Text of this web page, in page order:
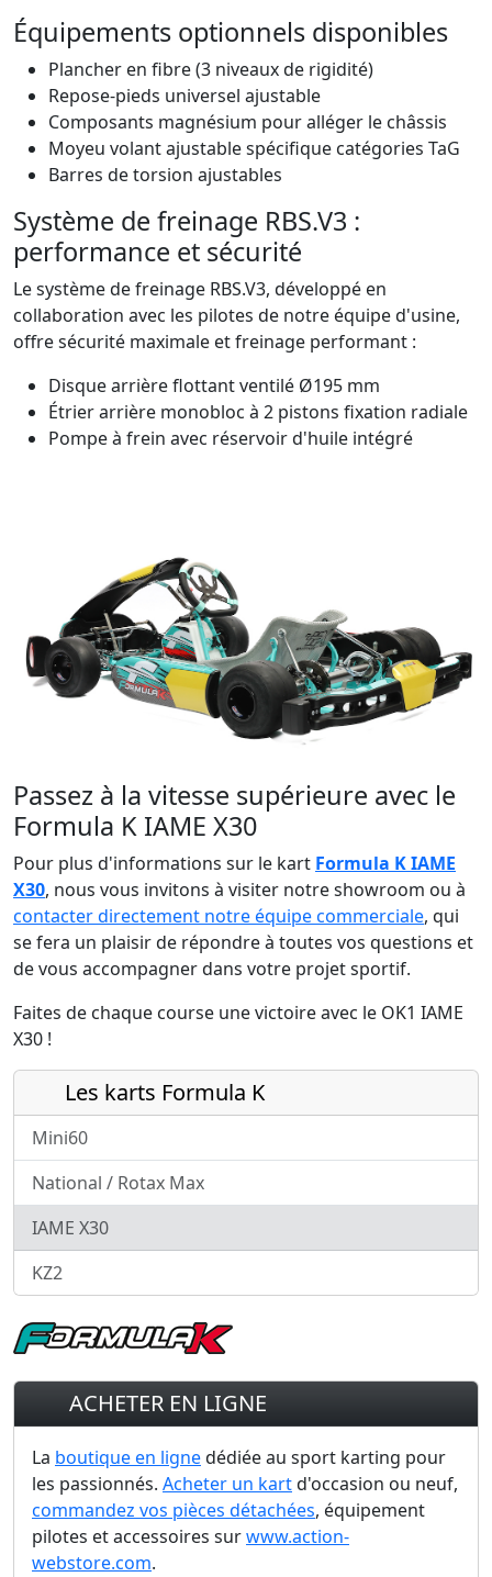
Équipements optionnels disponibles
Plancher en fibre (3 niveaux de rigidité)
Repose-pieds universel ajustable
Composants magnésium pour alléger le châssis
Moyeu volant ajustable spécifique catégories TaG
Barres de torsion ajustables
Système de freinage RBS.V3 :
performance et sécurité
Le système de freinage RBS.V3, développé en
collaboration avec les pilotes de notre équipe d'usine,
offre sécurité maximale et freinage performant :
Disque arrière flottant ventilé Ø195 mm
Étrier arrière monobloc à 2 pistons fixation radiale
Pompe à frein avec réservoir d'huile intégré
Passez à la vitesse supérieure avec le
Formula K IAME X30
Pour plus d'informations sur le kart Formula K IAME
X30, nous vous invitons à visiter notre showroom ou à
contacter directement notre équipe commerciale, qui
se fera un plaisir de répondre à toutes vos questions et
de vous accompagner dans votre projet sportif.
Faites de chaque course une victoire avec le OK1 IAME
X30 !
Les karts Formula K
Mini60
National / Rotax Max
IAME X30
KZ2
ACHETER EN LIGNE
La boutique en lignedédiée au sport karting pour
les passionnés. Acheter un kartd'occasion ou neuf,
commandez vos pièces détachées, équipement
pilotes et accessoires surwww.action-
webstore.com.